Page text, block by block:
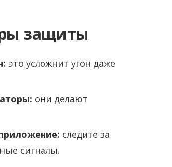
защиты
это усложнит угон даже
они делают
следите за
сигналы.